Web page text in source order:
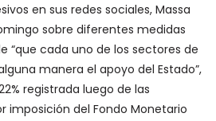
en sus redes sociales, Massa
sobre diferentes medidas
“que cada uno de los sectores de
manera el apoyo del Estado”,
registrada luego de las
imposición del Fondo Monetario